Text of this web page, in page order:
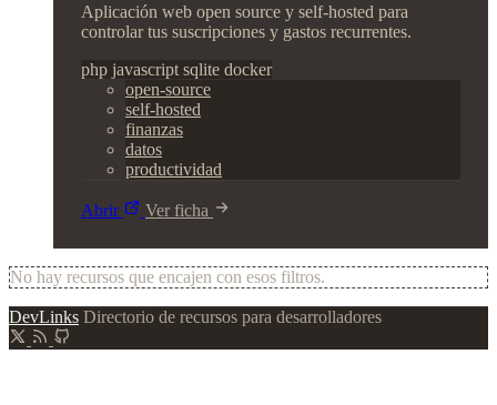
Aplicación web open source y self-hosted para
controlar tus suscripciones y gastos recurrentes.
php javascript sqlite docker
open-source
self-hosted
finanzas
datos
productividad
Abrir Ver ficha
No hay recursos que encajen con esos filtros.
DevLinks Directorio de recursos para desarrolladores